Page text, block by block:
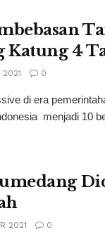
Katung 4
0
di era
menjadi 10
2021 0